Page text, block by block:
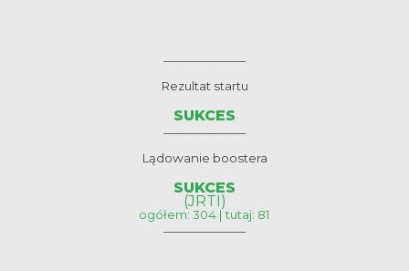
Rezultat startu
SUKCES
Lądowanie boostera
SUKCES
(JRTI)
ogółem: 304 | tutaj: 81